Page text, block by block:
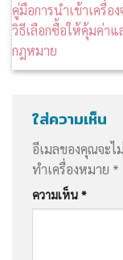
คู่มือการนำเข้าเครื่อ
วิธีเลือกซื้อให้คุ้มค่าแ
กฎหมาย
ใส่ความเห็น
อีเมลของคุณจะ
ทำเครื่องหมาย *
ความเห็น *